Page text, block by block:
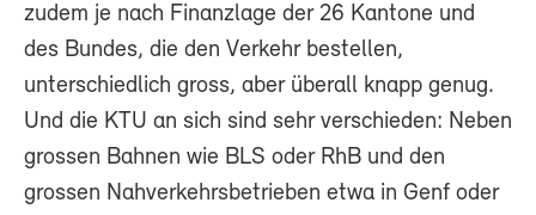
zudem je nach Finanzlage der 26 Kantone und
des Bundes, die den Verkehr bestellen,
unterschiedlich gross, aber überall knapp genug.
Und die KTU an sich sind sehr verschieden: Neben
grossen Bahnen wie BLS oder RhB und den
grossen Nahverkehrsbetrieben etwa in Genf oder